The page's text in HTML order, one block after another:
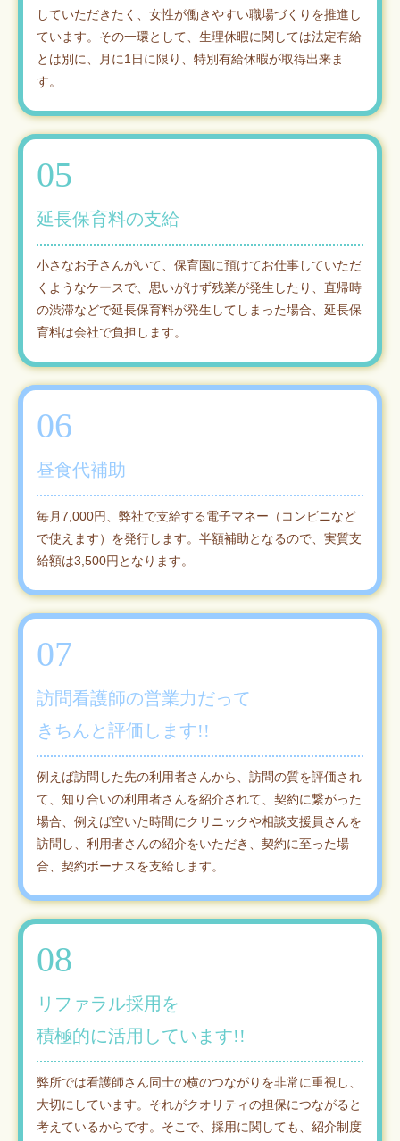
していただきたく、女性が働きやすい職場づくりを推進し
ています。その一環として、生理休暇に関しては法定有給
とは別に、月に1日に限り、特別有給休暇が取得出来ま
す。
05
延長保育料の支給
小さなお子さんがいて、保育園に預けてお仕事していただ
くようなケースで、思いがけず残業が発生したり、直帰時
の渋滞などで延長保育料が発生してしまった場合、延長保
育料は会社で負担します。
06
昼食代補助
毎月7,000円、弊社で支給する電子マネー（コンビニなど
で使えます）を発行します。半額補助となるので、実質支
給額は3,500円となります。
07
訪問看護師の営業力だって
きちんと評価します!!
例えば訪問した先の利用者さんから、訪問の質を評価され
て、知り合いの利用者さんを紹介されて、契約に繋がった
場合、例えば空いた時間にクリニックや相談支援員さんを
訪問し、利用者さんの紹介をいただき、契約に至った場
合、契約ボーナスを支給します。
08
リファラル採用を
積極的に活用しています!!
弊所では看護師さん同士の横のつながりを非常に重視し、
大切にしています。それがクオリティの担保につながると
考えているからです。そこで、採用に関しても、紹介制度